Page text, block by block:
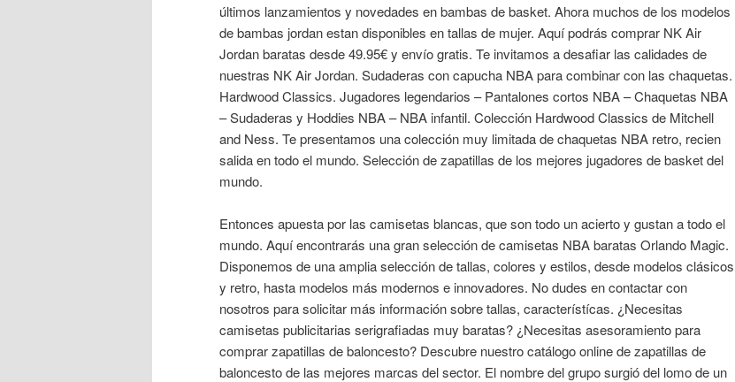
últimos lanzamientos y novedades en bambas de basket. Ahora muchos de los modelos
de bambas jordan estan disponibles en tallas de mujer. Aquí podrás comprar NK Air
Jordan baratas desde 49.95€ y envío gratis. Te invitamos a desafiar las calidades de
nuestras NK Air Jordan. Sudaderas con capucha NBA para combinar con las chaquetas.
Hardwood Classics. Jugadores legendarios – Pantalones cortos NBA – Chaquetas NBA
– Sudaderas y Hoddies NBA – NBA infantil. Colección Hardwood Classics de Mitchell
and Ness. Te presentamos una colección muy limitada de chaquetas NBA retro, recien
salida en todo el mundo. Selección de zapatillas de los mejores jugadores de basket del
mundo.
Entonces apuesta por las camisetas blancas, que son todo un acierto y gustan a todo el
mundo. Aquí encontrarás una gran selección de camisetas NBA baratas Orlando Magic.
Disponemos de una amplia selección de tallas, colores y estilos, desde modelos clásicos
y retro, hasta modelos más modernos e innovadores. No dudes en contactar con
nosotros para solicitar más información sobre tallas, característícas. ¿Necesitas
camisetas publicitarias serigrafiadas muy baratas? ¿Necesitas asesoramiento para
comprar zapatillas de baloncesto? Descubre nuestro catálogo online de zapatillas de
baloncesto de las mejores marcas del sector. El nombre del grupo surgió del lomo de un